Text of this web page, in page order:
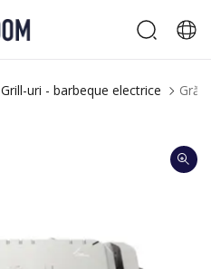
Grill-uri - barbeque electrice